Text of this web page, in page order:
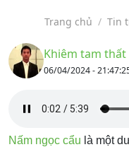
Trang chủ / Tin
Khiêm tam thất
06/04/2024 -
Nấm ngọc cẩu là một